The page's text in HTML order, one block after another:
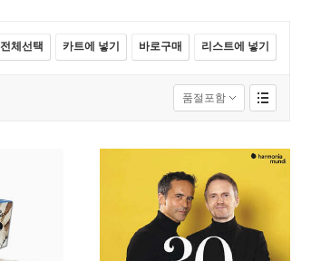
전체선택 카트에 넣기 바로구매 리스트에 넣기